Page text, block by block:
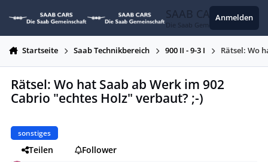
SAAB CARS
Die Saab Gemeinschaft
Anmelden
Startseite Saab Technikbereich 900 II - 9-3 I Rätsel: Wo
Rätsel: Wo hat Saab ab Werk im 902
Cabrio "echtes Holz" verbaut? ;-)
sonstiges
Teilen
Follower